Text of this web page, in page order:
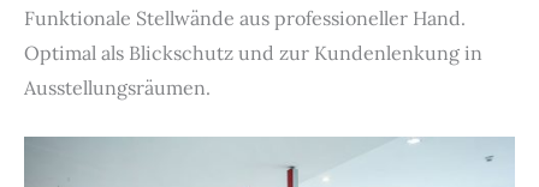
Funktionale Stellwände aus professioneller Hand.
Optimal als Blickschutz und zur Kundenlenkung in
Ausstellungsräumen.